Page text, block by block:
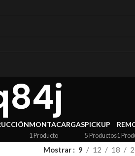
MONTACARGAS
1 Producto
PICKUP
5 Productos1
Mostrar 9 12 18